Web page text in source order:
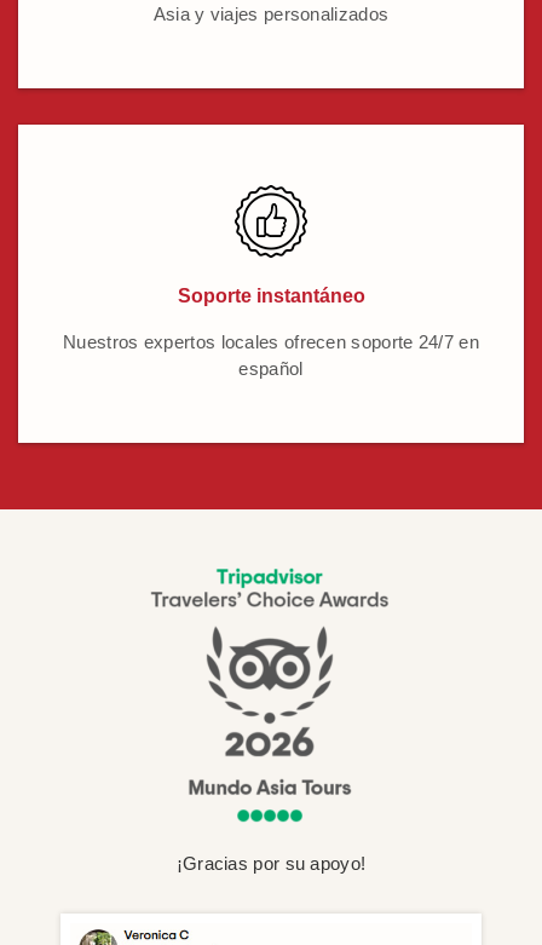
Asia y viajes personalizados
Soporte instantáneo
Nuestros expertos locales ofrecen soporte 24/7 en
español
¡Gracias por su apoyo!